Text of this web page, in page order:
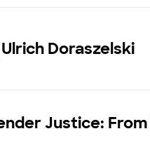
Doraszelski
Justice: